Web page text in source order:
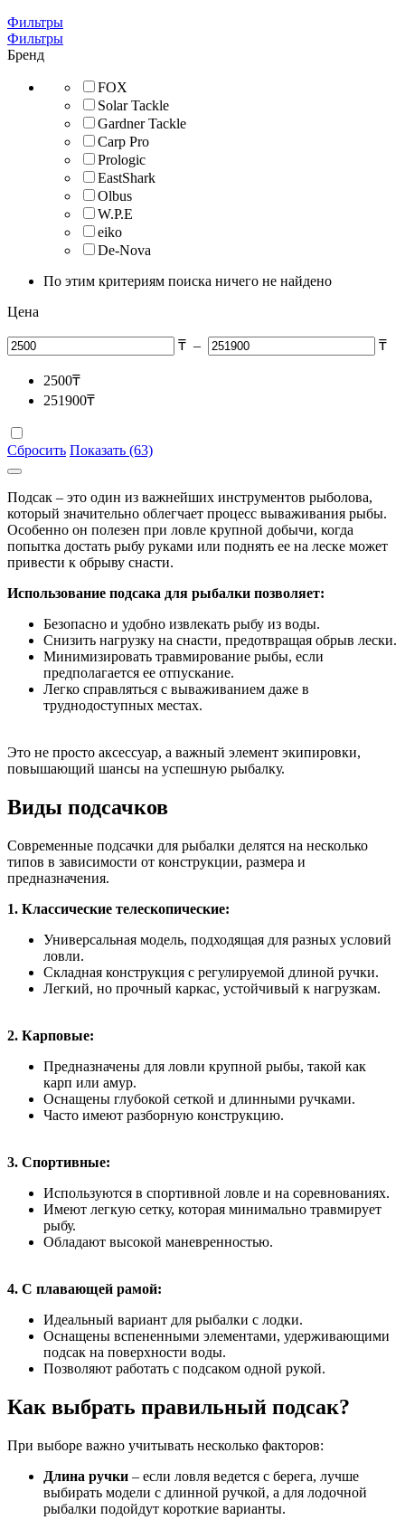
Фильтры
Фильтры
Бренд
FOX
Solar Tackle
Gardner Tackle
Carp Pro
Prologic
EastShark
Olbus
W.P.E
eiko
De-Nova
По этим критериям поиска ничего не найдено
Цена
₸ – ₸
2500₸
251900₸
Сбросить Показать (63)
Подсак – это один из важнейших инструментов рыболова,
который значительно облегчает процесс вываживания рыбы.
Особенно он полезен при ловле крупной добычи, когда
попытка достать рыбу руками или поднять ее на леске может
привести к обрыву снасти.
Использование подсака для рыбалки позволяет:
Безопасно и удобно извлекать рыбу из воды.
Снизить нагрузку на снасти, предотвращая обрыв лески.
Минимизировать травмирование рыбы, если
предполагается ее отпускание.
Легко справляться с вываживанием даже в
труднодоступных местах.
Это не просто аксессуар, а важный элемент экипировки,
повышающий шансы на успешную рыбалку.
Виды подсачков
Современные подсачки для рыбалки делятся на несколько
типов в зависимости от конструкции, размера и
предназначения.
1. Классические телескопические:
Универсальная модель, подходящая для разных условий
ловли.
Складная конструкция с регулируемой длиной ручки.
Легкий, но прочный каркас, устойчивый к нагрузкам.
2. Карповые:
Предназначены для ловли крупной рыбы, такой как
карп или амур.
Оснащены глубокой сеткой и длинными ручками.
Часто имеют разборную конструкцию.
3. Спортивные:
Используются в спортивной ловле и на соревнованиях.
Имеют легкую сетку, которая минимально травмирует
рыбу.
Обладают высокой маневренностью.
4. С плавающей рамой:
Идеальный вариант для рыбалки с лодки.
Оснащены вспененными элементами, удерживающими
подсак на поверхности воды.
Позволяют работать с подсаком одной рукой.
Как выбрать правильный подсак?
При выборе важно учитывать несколько факторов:
Длина ручки – если ловля ведется с берега, лучше
выбирать модели с длинной ручкой, а для лодочной
рыбалки подойдут короткие варианты.